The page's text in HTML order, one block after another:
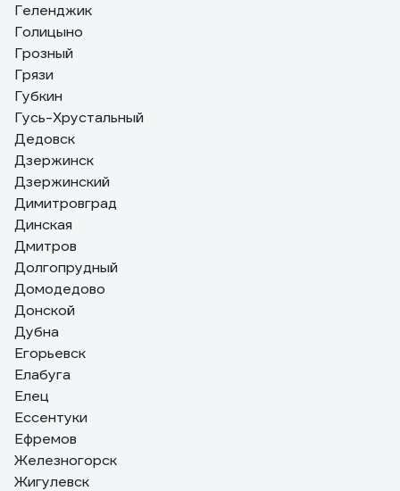
Геленджик
Голицыно
Грозный
Грязи
Губкин
Гусь-Хрустальный
Дедовск
Дзержинск
Дзержинский
Димитровград
Динская
Дмитров
Долгопрудный
Домодедово
Донской
Дубна
Егорьевск
Елабуга
Елец
Ессентуки
Ефремов
Железногорск
Жигулевск